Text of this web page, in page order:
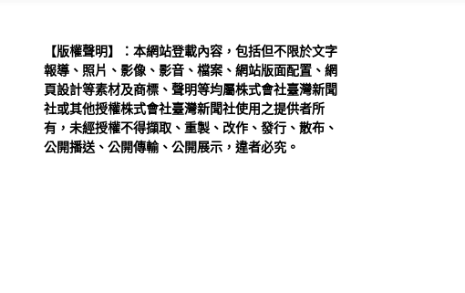
【版權聲明】：本網站登載內容，包括但不限於文字
報導、照片、影像、影音、檔案、網站版面配置、網
頁設計等素材及商標、聲明等均屬株式會社臺灣新聞
社或其他授權株式會社臺灣新聞社使用之提供者所
有，未經授權不得擷取、重製、改作、發行、散布、
公開播送、公開傳輸、公開展示，違者必究。